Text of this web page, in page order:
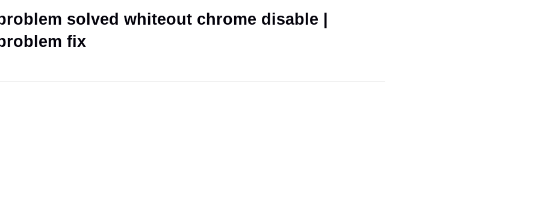
solved whiteout chrome disable |
fix